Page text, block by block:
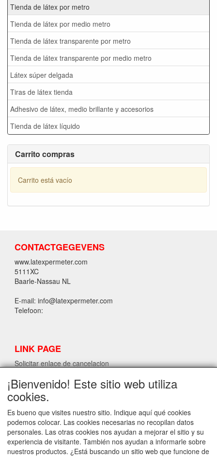
Tienda de látex por metro
Tienda de látex por medio metro
Tienda de látex transparente por metro
Tienda de látex transparente por medio metro
Látex súper delgada
Tiras de látex tienda
Adhesivo de látex, medio brillante y accesorios
Tienda de látex líquido
Carrito compras
Carrito está vacío
CONTACTGEGEVENS
www.latexpermeter.com
5111XC
Baarle-Nassau NL
E-mail: info@latexpermeter.com
Telefoon:
LINK PAGE
Solicitar enlace de cancelacion
INFORMACIÓN DE LÁTEX LPM
Solicitar enlace de cancelacion
INFO
¡Bienvenido! Este sitio web utiliza
cookies.
Es bueno que visites nuestro sitio. Indique aquí qué cookies
podemos colocar. Las cookies necesarias no recopilan datos
personales. Las otras cookies nos ayudan a mejorar el sitio y su
experiencia de visitante. También nos ayudan a informarle sobre
nuestros productos. ¿Está buscando un sitio web que funcione de